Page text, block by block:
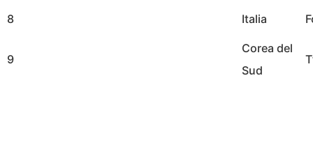
8 Italia
9
Corea del
Sud